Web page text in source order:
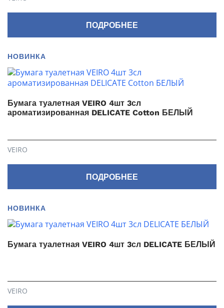
ПОДРОБНЕЕ
НОВИНКА
Бумага туалетная VEIRO 4шт 3сл
ароматизированная DELICATE Cotton БЕЛЫЙ
VEIRO
ПОДРОБНЕЕ
НОВИНКА
Бумага туалетная VEIRO 4шт 3сл DELICATE БЕЛЫЙ
VEIRO